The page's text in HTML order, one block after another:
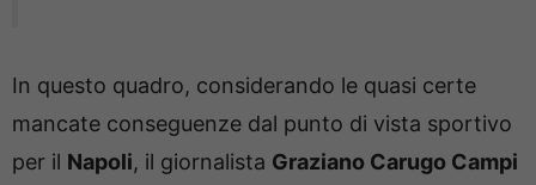
In questo quadro, considerando le quasi certe
mancate conseguenze dal punto di vista sportivo
per il Napoli, il giornalista Graziano Carugo Campi